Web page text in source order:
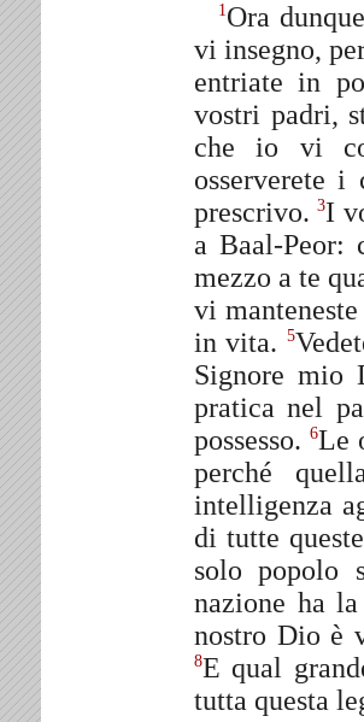
1Ora
vi insegno,
entriate in
vostri padri,
che io vi
osserverete
prescrivo.3I
a Baal-Peor:
mezzo a te
vi
in vita. 5
Signore mio
pratica nel
possesso.6Le
perché
intelligenza
di tutte
solo popolo
nazione ha
nostro Dio è
8E qual
tutta questa